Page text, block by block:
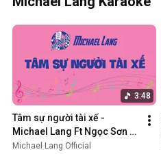
3:48
Tâm sự người tài xế -
Michael Lang Ft Ngọc Sơn
[Karaoke]
Michael Lang Official